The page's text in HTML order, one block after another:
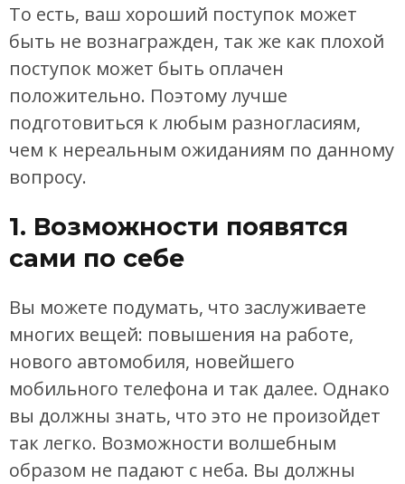
То есть, ваш хороший поступок может
быть не вознагражден, так же как плохой
поступок может быть оплачен
положительно. Поэтому лучше
подготовиться к любым разногласиям,
чем к нереальным ожиданиям по данному
вопросу.
1. Возможности появятся
сами по себе
Вы можете подумать, что заслуживаете
многих вещей: повышения на работе,
нового автомобиля, новейшего
мобильного телефона и так далее. Однако
вы должны знать, что это не произойдет
так легко. Возможности волшебным
образом не падают с неба. Вы должны